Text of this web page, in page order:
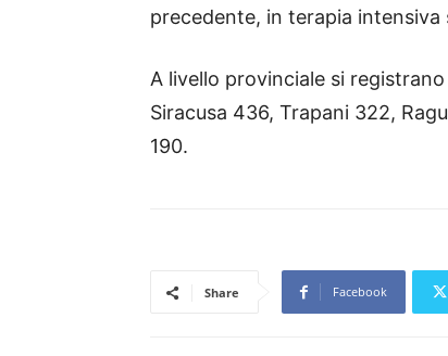
precedente, in terapia
A livello provinciale si
Siracusa 436, Trapani 322,
190.
Share Facebook